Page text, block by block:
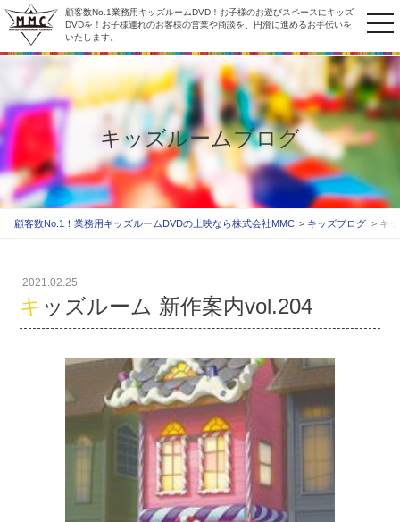
顧客数No.1業務用キッズルームDVD！お子様のお遊びスペースにキッズ
DVDを！お子様連れのお客様の営業や商談を、円滑に進めるお手伝いを
いたします。
キッズルームブログ
顧客数No.1！業務用キッズルームDVDの上映なら株式会社MMC キッズブログ キ
2021.02.25
キッズルーム 新作案内vol.204